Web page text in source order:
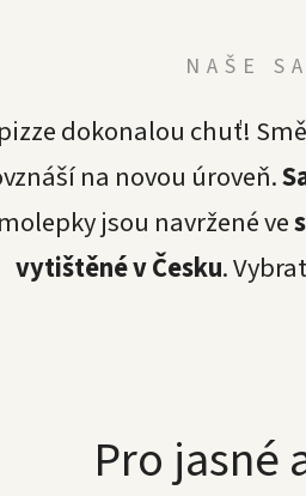
NAŠE
dokonalou chuť!
na novou úroveň.
jsou navržené ve
vytištěné v Česku.
Pro jasné